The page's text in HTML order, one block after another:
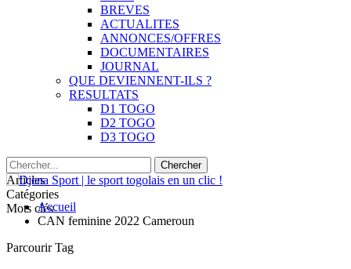
BREVES
ACTUALITES
ANNONCES/OFFRES
DOCUMENTAIRES
JOURNAL
QUE DEVIENNENT-ILS ?
RESULTATS
D1 TOGO
D2 TOGO
D3 TOGO
Articles
Catégories
Mots clésAccueil
CAN feminine 2022 Cameroun
Parcourir Tag